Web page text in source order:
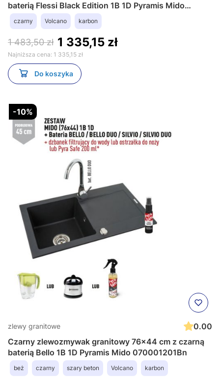
baterią Flessi Black Edition 1B 1D Pyramis Mido
070088401FB
czarny Volcano karbon
1 483,50 zł 1 335,15 zł
Najniższa cena: 1 335,15 zł
Do koszyka
-10%
zlewy granitowe
0.00
Czarny zlewozmywak granitowy 76x44 cm z czarną
baterią Bello 1B 1D Pyramis Mido 070001201Bn
beż czarny szary beton Volcano karbon